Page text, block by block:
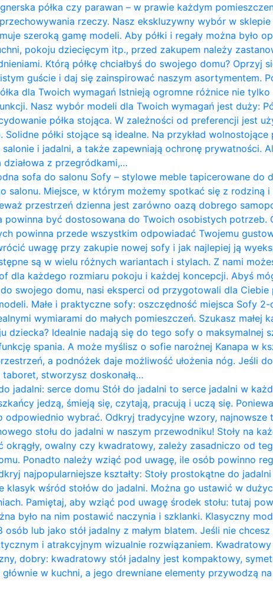
półka czy parawan – w prawie każdym
rzeczy. Nasz ekskluzywny wybór w
szeroką gamę modeli. Aby półki i regały można było
pokoju dziecięcym itp., przed zakupem należy
Którą półkę chciałbyś do swojego domu? Oprzyj
guście i daj się zainspirować naszym asortymentem.
dla Twoich wymagań Istnieją ogromne różnice nie tylko
Nasz wybór modeli dla Twoich wymagań jest duży:
półka stojąca. W zależności od preferencji jest
półki stojące są idealne. Na przykład wolnostojące
i jadalni, a także zapewniają ochronę prywatności.
z przegródkami,…
sofa do salonu Sofy – stylowe meble tapicerowane do
salonu. Miejsce, w którym możemy spotkać się z rodziną i
przestrzeń dzienna jest zarówno oazą dobrego
powinna być dostosowana do Twoich osobistych potrzeb.
powinna przede wszystkim odpowiadać Twojemu
uwagę przy zakupie nowej sofy i jak najlepiej ją
są w wielu różnych wariantach i stylach. Z nami
dla każdego rozmiaru pokoju i każdej koncepcji. Abyś
swojego domu, nasi eksperci od przygotowali dla Ciebie
Małe i praktyczne sofy: oszczędność miejsca Sofy
wymiarami do małych pomieszczeń. Szukasz małej
dziecka? Idealnie nadają się do tego sofy o maksymalnej
spania. A może myślisz o sofie narożnej Kanapa w
a podnóżek daje możliwość ułożenia nóg. Jeśli
stworzysz doskonałą…
jadalni: serce domu Stół do jadalni to serce jadalni w
jedzą, śmieją się, czytają, pracują i uczą się.
odpowiednio wybrać. Odkryj tradycyjne wzory, najnowsze
stołu do jadalni w naszym przewodniku! Stoły na
okrągły, owalny czy kwadratowy, zależy zasadniczo od
Ponadto należy wziąć pod uwagę, ile osób powinno
najpopularniejsze kształty: Stoły prostokątne do
klasyk wśród stołów do jadalni. Można go ustawić w
Pamiętaj, aby wziąć pod uwagę środek stołu: tutaj
było na nim postawić naczynia i szklanki. Klasyczny
osób lub jako stół jadalny z małym blatem. Jeśli nie
i atrakcyjnym wizualnie rozwiązaniem.
dobry: kwadratowy stół jadalny jest kompaktowy,
w kuchni, a jego drewniane elementy przywodzą